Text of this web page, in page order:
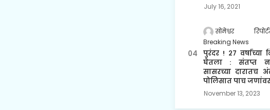
July 16, 2021
सोमेश्वर
Breaking News
पुरंदर ! २७
घेतला : संतप्त
सासरच्या दारातच
पोलिसात पाच
November 13, 2023